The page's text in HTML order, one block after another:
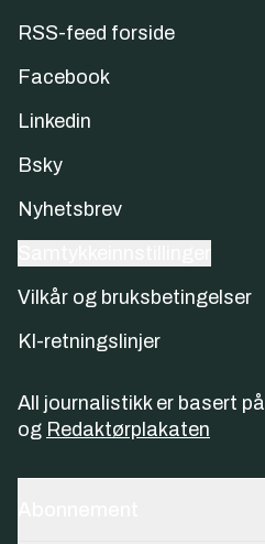
RSS-feed forside
Facebook
Linkedin
Bsky
Nyhetsbrev
Vilkår og bruksbetingelser
KI-retningslinjer
All journalistikk er basert på
og Redaktørplakaten